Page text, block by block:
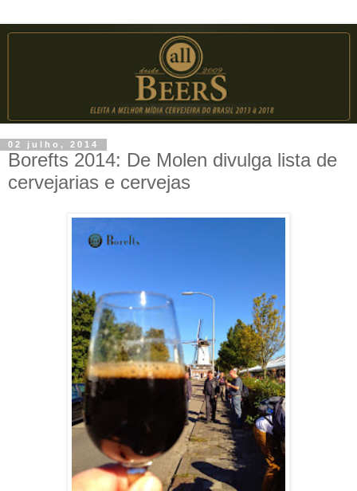
02 julho, 2014
Borefts 2014: De Molen divulga lista de
cervejarias e cervejas